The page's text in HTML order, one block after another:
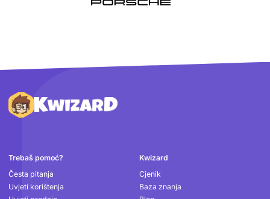
Podnožje
Trebaš pomoć?
Česta pitanja
Uvjeti korištenja
Kwizard
Cjenik
Baza znanja